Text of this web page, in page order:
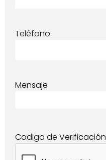
Teléfono
Mensaje
Codigo de Verificación